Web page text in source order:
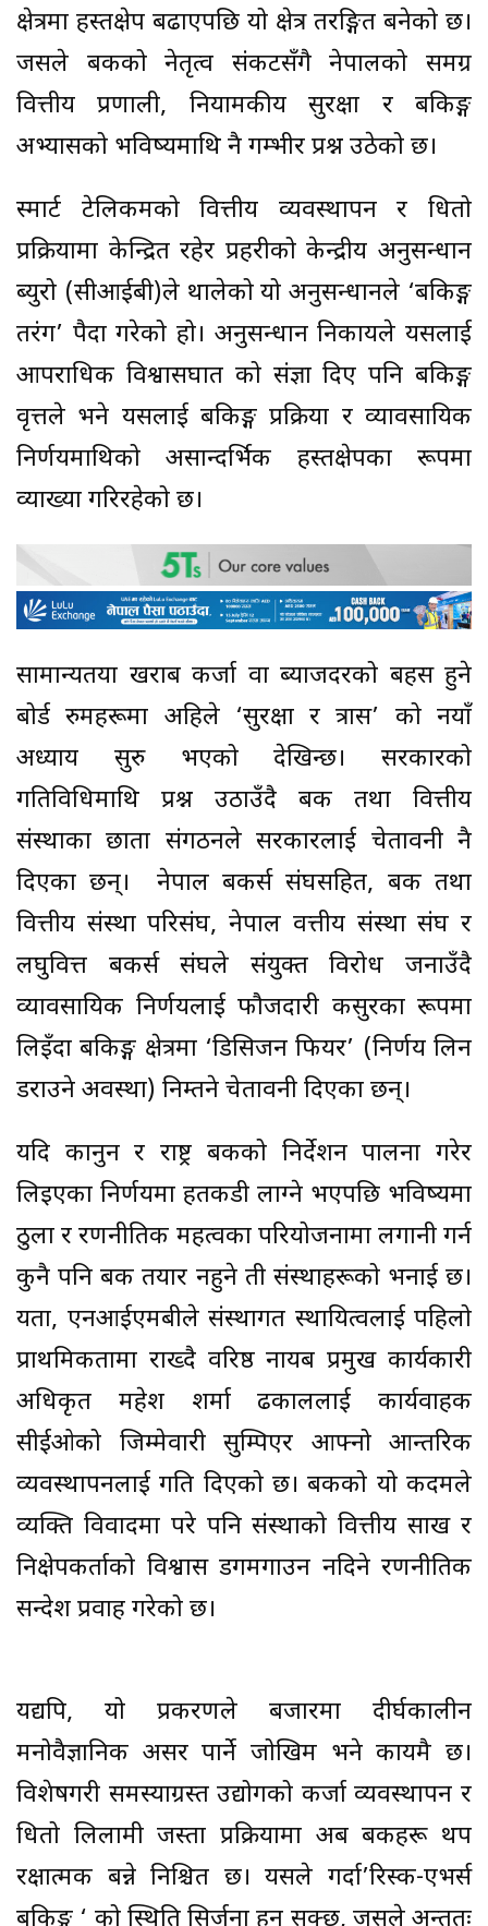
क्षेत्रमा हस्तक्षेप बढाएपछि यो क्षेत्र तरङ्गित बनेको छ।
जसले बैंकको नेतृत्व संकटसँगै नेपालको समग्र
वित्तीय प्रणाली, नियामकीय सुरक्षा र बैंकिङ्ग
अभ्यासको भविष्यमाथि नै गम्भीर प्रश्न उठेको छ।
स्मार्ट टेलिकमको वित्तीय व्यवस्थापन र धितो
प्रक्रियामा केन्द्रित रहेर प्रहरीको केन्द्रीय अनुसन्धान
ब्युरो (सीआईबी)ले थालेको यो अनुसन्धानले ‘बैंकिङ्ग
तरंग’ पैदा गरेको हो। अनुसन्धान निकायले यसलाई
आपराधिक विश्वासघात को संज्ञा दिए पनि बैंकिङ्ग
वृत्तले भने यसलाई बैंकिङ्ग प्रक्रिया र व्यावसायिक
निर्णयमाथिको असान्दर्भिक हस्तक्षेपका रूपमा
व्याख्या गरिरहेको छ।
सामान्यतया खराब कर्जा वा ब्याजदरको बहस हुने
बोर्ड रुमहरूमा अहिले ‘सुरक्षा र त्रास’ को नयाँ
अध्याय सुरु भएको देखिन्छ। सरकारको
गतिविधिमाथि प्रश्न उठाउँदै बैंक तथा वित्तीय
संस्थाका छाता संगठनले सरकारलाई चेतावनी नै
दिएका छन्। नेपाल बैंकर्स संघसहित, बैंक तथा
वित्तीय संस्था परिसंघ, नेपाल वत्तीय संस्था संघ र
लघुवित्त बैंकर्स संघले संयुक्त विरोध जनाउँदै
व्यावसायिक निर्णयलाई फौजदारी कसुरका रूपमा
लिइँदा बैंकिङ्ग क्षेत्रमा ‘डिसिजन फियर’ (निर्णय लिन
डराउने अवस्था) निम्तने चेतावनी दिएका छन्।
यदि कानुन र राष्ट्र बैंकको निर्देशन पालना गरेर
लिइएका निर्णयमा हतकडी लाग्ने भएपछि भविष्यमा
ठुला र रणनीतिक महत्वका परियोजनामा लगानी गर्न
कुनै पनि बैंक तयार नहुने ती संस्थाहरूको भनाई छ।
यता, एनआईएमबीले संस्थागत स्थायित्वलाई पहिलो
प्राथमिकतामा राख्दै वरिष्ठ नायब प्रमुख कार्यकारी
अधिकृत महेश शर्मा ढकाललाई कार्यवाहक
सीईओको जिम्मेवारी सुम्पिएर आफ्नो आन्तरिक
व्यवस्थापनलाई गति दिएको छ। बैंकको यो कदमले
व्यक्ति विवादमा परे पनि संस्थाको वित्तीय साख र
निक्षेपकर्ताको विश्वास डगमगाउन नदिने रणनीतिक
सन्देश प्रवाह गरेको छ।
यद्यपि, यो प्रकरणले बजारमा दीर्घकालीन
मनोवैज्ञानिक असर पार्ने जोखिम भने कायमै छ।
विशेषगरी समस्याग्रस्त उद्योगको कर्जा व्यवस्थापन र
धितो लिलामी जस्ता प्रक्रियामा अब बैंकहरू थप
रक्षात्मक बन्ने निश्चित छ। यसले गर्दा’रिस्क-एभर्स